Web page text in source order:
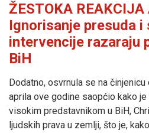
ŽESTOKA REAKCIJA
Ignorisanje presuda i
intervencije razaraju
BiH
Dodatno, osvrnula se na činjenicu
aprila ove godine saopćio kako
visokim predstavnikom u BiH,
ljudskih prava u zemlji, što je,